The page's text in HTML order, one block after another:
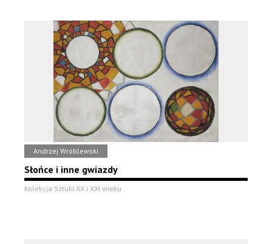
Andrzej Wróblewski
Słońce i inne gwiazdy
Kolekcja Sztuki XX i XXI wieku